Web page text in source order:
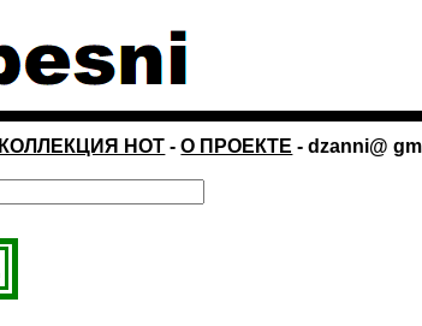
КОЛЛЕКЦИЯ НОТ -О ПРОЕКТЕ - dzanni@